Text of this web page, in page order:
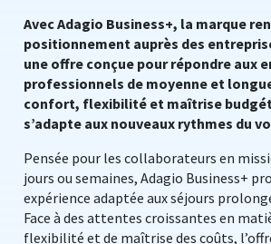
Avec Adagio Business+, la marque
positionnement auprès des
une offre conçue pour répondre aux
professionnels de moyenne et
confort, flexibilité et maîtrise
s’adapte aux nouveaux rythmes du
Pensée pour les collaborateurs en
jours ou semaines, Adagio Business+
expérience adaptée aux séjours
Face à des attentes croissantes en
flexibilité et de maîtrise des coûts,